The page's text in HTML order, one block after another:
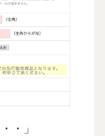
・」